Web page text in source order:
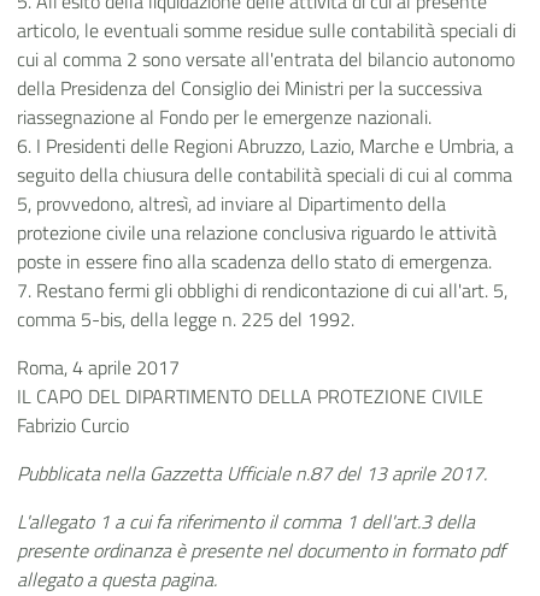
articolo, le eventuali somme residue sulle contabilità speciali di
cui al comma 2 sono versate all'entrata del bilancio autonomo
della Presidenza del Consiglio dei Ministri per la successiva
riassegnazione al Fondo per le emergenze nazionali.
6. I Presidenti delle Regioni Abruzzo, Lazio, Marche e Umbria, a
seguito della chiusura delle contabilità speciali di cui al comma
5, provvedono, altresì, ad inviare al Dipartimento della
protezione civile una relazione conclusiva riguardo le attività
poste in essere fino alla scadenza dello stato di emergenza.
7. Restano fermi gli obblighi di rendicontazione di cui all'art. 5,
comma 5-bis, della legge n. 225 del 1992.
Roma, 4 aprile 2017
IL CAPO DEL DIPARTIMENTO DELLA PROTEZIONE CIVILE
Fabrizio Curcio
Pubblicata nella Gazzetta Ufficiale n.87 del 13 aprile 2017.
L'allegato 1 a cui fa riferimento il comma 1 dell'art.3 della
presente ordinanza è presente nel documento in formato pdf
allegato a questa pagina.